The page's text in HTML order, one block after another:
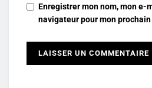
Enregistrer mon nom, mon e-
navigateur pour mon